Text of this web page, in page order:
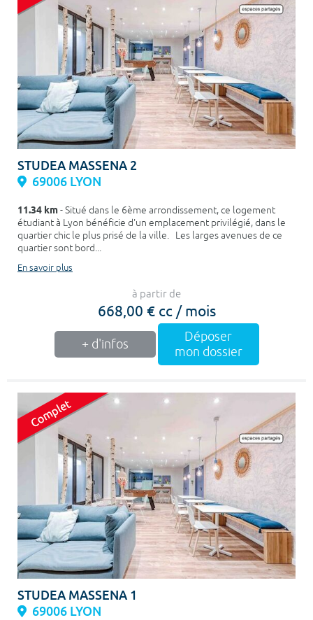
STUDEA MASSENA 2
69006 LYON
11.34 km- Situé dans le 6ème arrondissement, ce logement
étudiant à Lyon bénéficie d'un emplacement privilégié, dans le
quartier chic le plus prisé de la ville. Les larges avenues de ce
quartier sont bord...
En savoir plus
à partir de
668,00 € cc / mois
+ d'infos
Déposer
mon dossier
STUDEA MASSENA 1
69006 LYON